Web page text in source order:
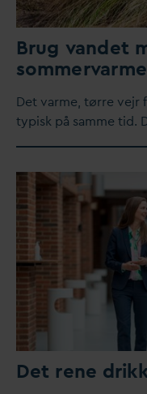
Brug vandet
sommervarme
Det varme, tørre vejr
typisk på samme tid.
Det rene